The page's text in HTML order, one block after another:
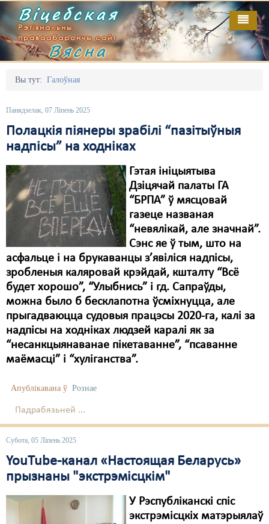
Віцебская
Рэгіянальны
праваабарончы сайт
Вясна
Вы тут: Галоўная
Панядзелак, 07 Ліпень 2025
Полацкія піянеры зрабілі “пазітыўныя
надпісы” на ходніках
Гэтая ініцыятыва
Дзіцячай палаты ГА
“БРПА” ў мясцовай
газеце названая
“невялікай, але значнай”.
Сэнс яе ў тым, што на
асфальце і на брукаванцы з’явіліся надпісы,
зробленыя каляровай крэйдай, кшталту “Всё
будет хорошо”, “Улыбнись” і гд. Сапраўды,
можна было б бесклапотна ўсміхнуцца, але
прыгадваюцца судовыя працэсы 2020-га, калі за
надпісы на ходніках людзей каралі як за
“несанкцыянаванае пікетаванне”, “псаванне
маёмасці” і “хуліганства”.
Апублікавана ў Рознае
Падрабязьней ...
Субота, 05 Ліпень 2025
YouTube-канал «Настоящая Беларусь»
прызнаны "экстрэмісцкім"
У Рэспубліканскі спіс
экстрэмісцкіх матэрыялаў
Галоўная
Адміністрацыйны перасьлед
Безбар'ернае асяродзьдзе
Выбары
Грамадзянскія ініцыятывы
Дзяржава
Дыскрымінацыя
Затрыманьні
Карная псыхіятрыя
КПЧ ААН
Культурныя правы
ЛПП
Мірныя сходы
Палітвязьні
Праваабаронцы
Правы дзіцяці
Распальваньне варожасьці
Выданьні
Кантакт
Пра нас
RSS